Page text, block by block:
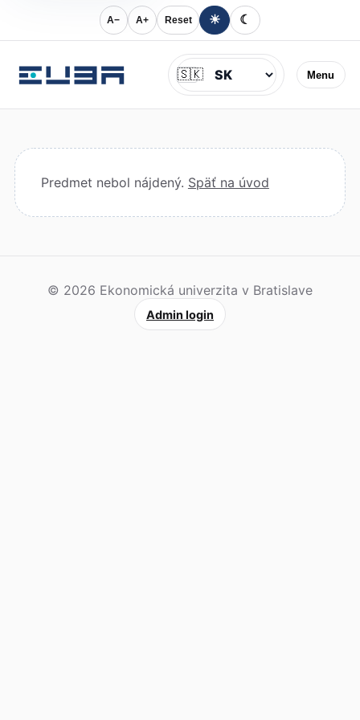
A− A+ Reset ☀ ☾
Menu
Jazyk
🇸🇰
Predmet nebol nájdený. Späť na úvod
© 2026 Ekonomická univerzita v Bratislave
Admin login